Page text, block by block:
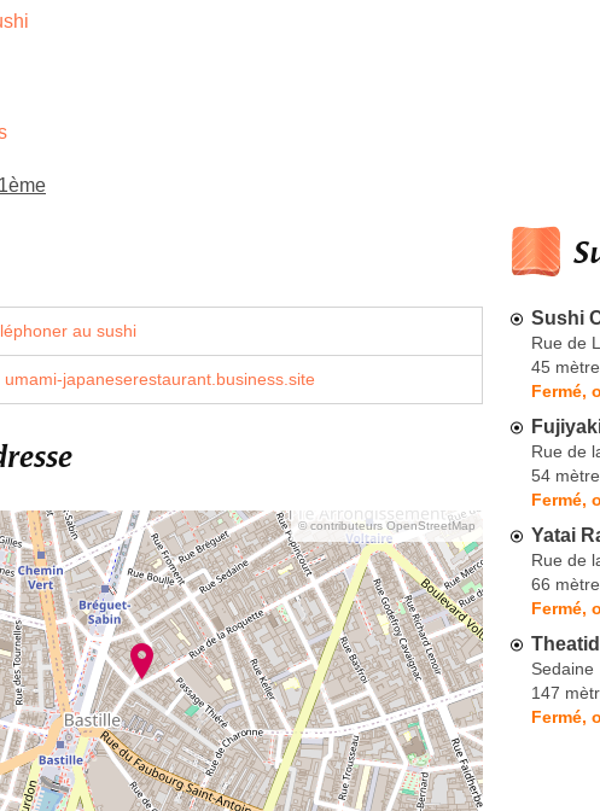
au sushi
umami-japaneserestaurant.business.site
© contributeurs OpenStreetMap
Sushi
Rue de
45
Fermé,
Rue de
54
Fermé,
Yatai
Rue de
66
Fermé,
Sedaine
147
Fermé,